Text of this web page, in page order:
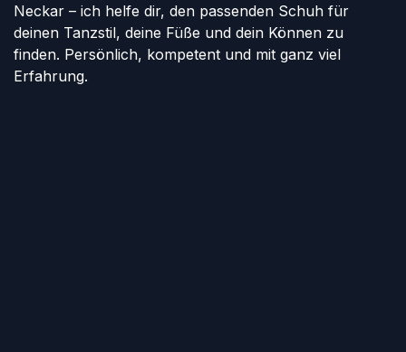
Neckar – ich helfe dir, den passenden Schuh für
deinen Tanzstil, deine Füße und dein Können zu
finden. Persönlich, kompetent und mit ganz viel
Erfahrung.